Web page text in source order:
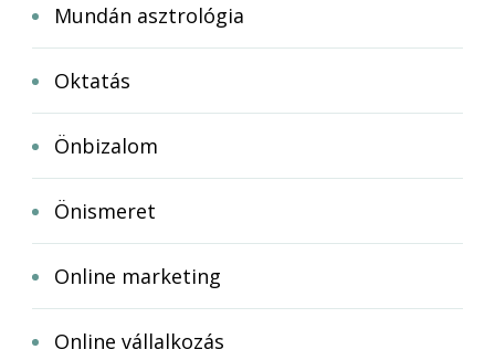
Mundán asztrológia
Oktatás
Önbizalom
Önismeret
Online marketing
Online vállalkozás